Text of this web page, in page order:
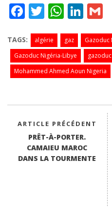
Fa
bo
ok
T
tte
r
W
ts
A
pp
Li
ed
In
TAGS: algérie gaz
Gazoduc
Gazoduc Nigéria-Libye
Mohammed Ahmed Aoun Nigeria
ARTICLE PRÉCÉDENT
PRÊT-À-PORTER.
CAMAIEU MAROC
DANS LA TOURMENTE